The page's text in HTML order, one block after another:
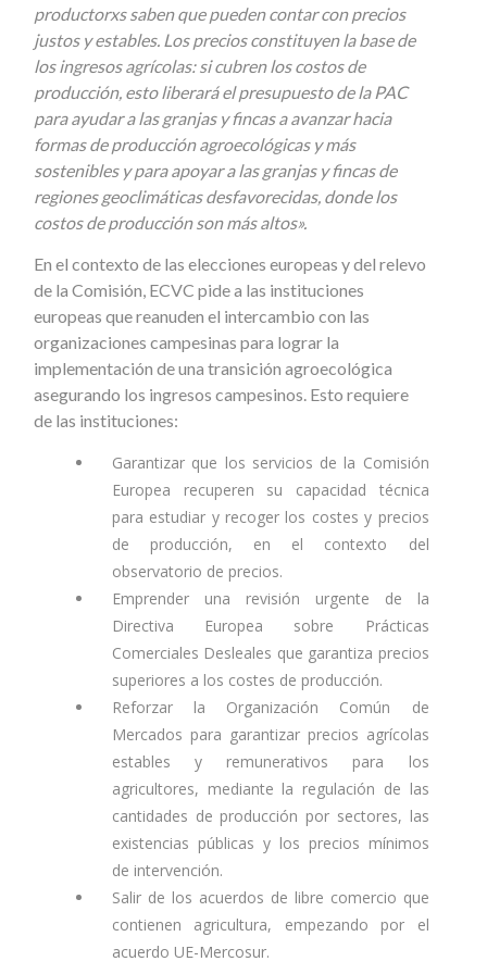
productorxs saben que pueden contar con precios
justos y estables. Los precios constituyen la base de
los ingresos agrícolas: si cubren los costos de
producción, esto liberará el presupuesto de la PAC
para ayudar a las granjas y fincas a avanzar hacia
formas de producción agroecológicas y más
sostenibles y para apoyar a las granjas y fincas de
regiones geoclimáticas desfavorecidas, donde los
costos de producción son más altos».
En el contexto de las elecciones europeas y del relevo
de la Comisión, ECVC pide a las instituciones
europeas que reanuden el intercambio con las
organizaciones campesinas para lograr la
implementación de una transición agroecológica
asegurando los ingresos campesinos. Esto requiere
de las instituciones:
Garantizar que los servicios de la Comisión
Europea recuperen su capacidad técnica
para estudiar y recoger los costes y precios
de producción, en el contexto del
observatorio de precios.
Emprender una revisión urgente de la
Directiva Europea sobre Prácticas
Comerciales Desleales que garantiza precios
superiores a los costes de producción.
Reforzar la Organización Común de
Mercados para garantizar precios agrícolas
estables y remunerativos para los
agricultores, mediante la regulación de las
cantidades de producción por sectores, las
existencias públicas y los precios mínimos
de intervención.
Salir de los acuerdos de libre comercio que
contienen agricultura, empezando por el
acuerdo UE-Mercosur.